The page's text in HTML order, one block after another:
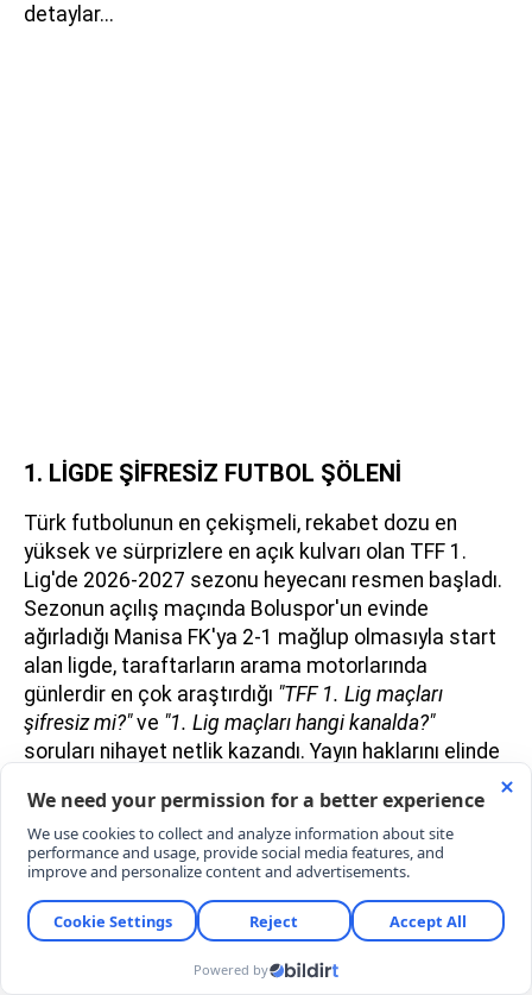
detaylar...
1. LİGDE ŞİFRESİZ FUTBOL ŞÖLENİ
Türk futbolunun en çekişmeli, rekabet dozu en
yüksek ve sürprizlere en açık kulvarı olan TFF 1.
Lig'de 2026-2027 sezonu heyecanı resmen başladı.
Sezonun açılış maçında Boluspor'un evinde
ağırladığı Manisa FK'ya 2-1 mağlup olmasıyla start
alan ligde, taraftarların arama motorlarında
günlerdir en çok araştırdığı "TFF 1. Lig maçları
şifresiz mi?"ve "1. Lig maçları hangi kanalda?"
soruları nihayet netlik kazandı. Yayın haklarını elinde
yönetimi, milyonlarca sporseverin yüzünü güldüren
o büyük yayın anlaşmasını resmi sosyal medya
hesaplarından duyurdu.